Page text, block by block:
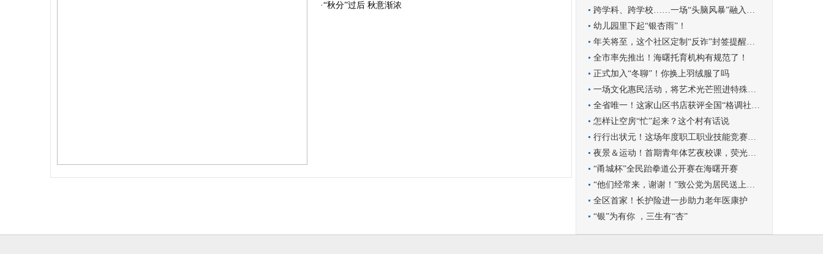
·“秋分”过后 秋意渐浓
跨学科、跨学校……一场“头脑风暴”融入学科实践
幼儿园里下起“银杏雨”！
年关将至，这个社区定制“反诈”封签提醒群众守好钱袋子
全市率先推出！海曙托育机构有规范了！
正式加入“冬聊”！你换上羽绒服了吗
一场文化惠民活动，将艺术光芒照进特殊孩子的世界
全省唯一！这家山区书店获评全国“格调社区店”
怎样让空房“忙”起来？这个村有话说
行行出状元！这场年度职工职业技能竞赛圆满收官
夜景＆运动！首期青年体艺夜校课，荧光青年漫跑罗城
“甬城杯”全民跆拳道公开赛在海曙开赛
“他们经常来，谢谢！”致公党为居民送上暖心服务
全区首家！长护险进一步助力老年医康护
“银”为有你 ，三生有“杏”